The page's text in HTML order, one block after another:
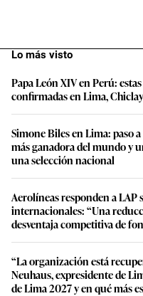
Lo más visto
Papa León XIV en Perú:
confirmadas en Lima,
Simone Biles en Lima: paso
más ganadora del mundo y
una selección nacional
Aerolíneas responden a LAP
internacionales: “Una
desventaja competitiva de
“La organización está
Neuhaus, expresidente de
de Lima 2027 y en qué más